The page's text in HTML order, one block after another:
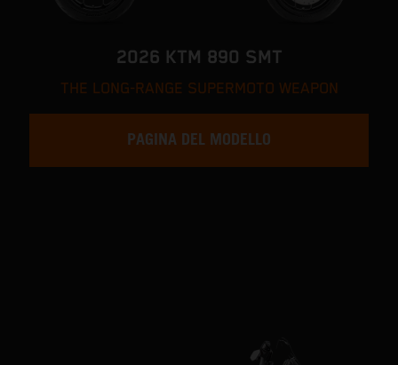
2026 KTM 890 SMT
THE LONG-RANGE SUPERMOTO WEAPON
PAGINA DEL MODELLO